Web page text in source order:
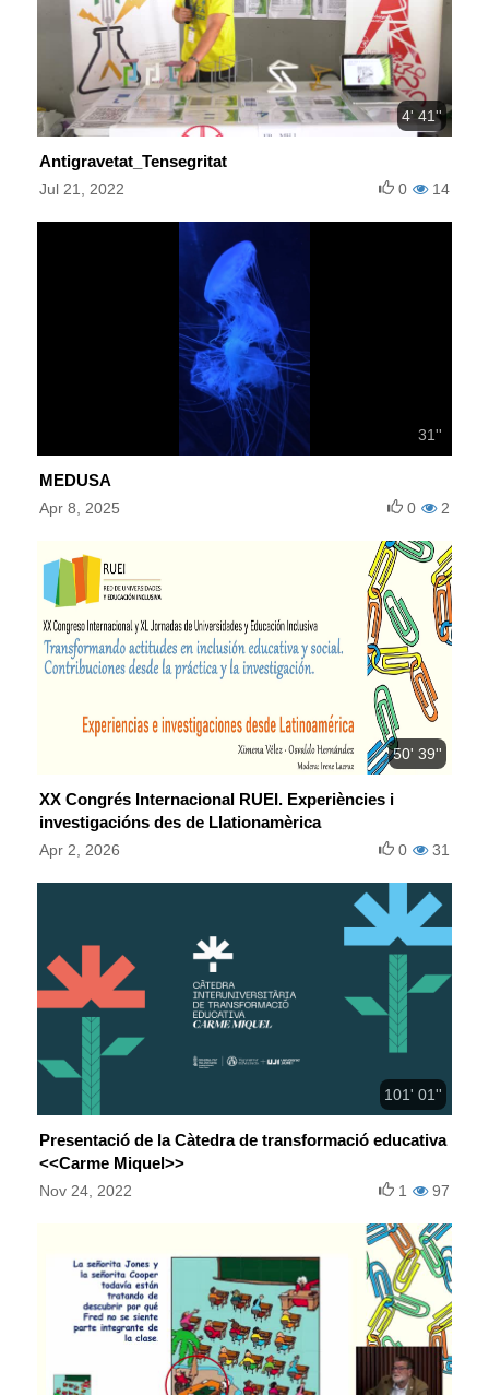
4' 41''
Antigravetat_Tensegritat
Jul 21, 2022 14
0
31''
MEDUSA
Apr 8, 2025 2
0
50' 39''
XX Congrés Internacional RUEI. Experiències i
investigacións des de Llationamèrica
Apr 2, 2026 31
0
101' 01''
Presentació de la Càtedra de transformació educativa
<<Carme Miquel>>
Nov 24, 2022 97
1